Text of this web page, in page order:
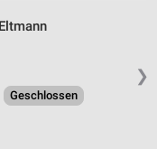
❯
Geschlossen